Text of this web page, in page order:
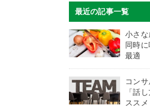
最近の記事一覧
小さ
同時
最適
コン
「話
ススメ